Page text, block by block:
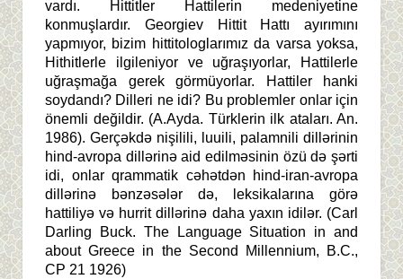
vardı. HittitIer Hattilerin medeniyetine
konmuşlardır. Georgiev Hittit Hattı ayırımını
yapmıyor, bizim hittitologlarımız da varsa yoksa,
Hithitlerle ilgileniyor ve uğraşıyorlar, Hattilerle
uğraşmağa gerek görmüyorlar. Hattiler hanki
soydandı? Dilleri ne idi? Bu problemler onlar için
önemli değildir. (A.Ayda. Türklerin ilk ataları. An.
1986). Gerçəkdə nişilili, luuili, palamnili dillərinin
hind-avropa dillərinə aid edilməsinin özü də şərti
idi, onlar qrammatik cəhətdən hind-iran-avropa
dillərinə bənzəsələr də, leksikalarına görə
hattiliyə və hurrit dillərinə daha yaxın idilər. (Carl
Darling Buck. The Language Situation in and
about Greece in the Second Millennium, B.C.,
CP 21 1926)